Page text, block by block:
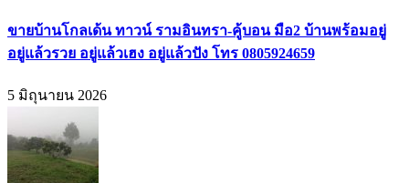
ขายบ้านโกลเด้น ทาวน์ รามอินทรา-คู้บอน มือ2 บ้านพร้อมอยู่
อยู่แล้วรวย อยู่แล้วเฮง อยู่แล้วปัง โทร 0805924659
5 มิถุนายน 2026